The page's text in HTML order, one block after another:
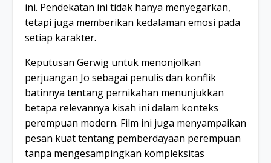
ini. Pendekatan ini tidak hanya menyegarkan,
tetapi juga memberikan kedalaman emosi pada
setiap karakter.
Keputusan Gerwig untuk menonjolkan
perjuangan Jo sebagai penulis dan konflik
batinnya tentang pernikahan menunjukkan
betapa relevannya kisah ini dalam konteks
perempuan modern. Film ini juga menyampaikan
pesan kuat tentang pemberdayaan perempuan
tanpa mengesampingkan kompleksitas